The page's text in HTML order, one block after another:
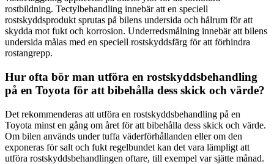
rostbildning. Tectylbehandling innebär att en speciell
rostskyddsprodukt sprutas på bilens undersida och hålrum för att
skydda mot fukt och korrosion. Underredsmålning innebär att bilens
undersida målas med en speciell rostskyddsfärg för att förhindra
rostangrepp.
Hur ofta bör man utföra en rostskyddsbehandling
på en Toyota för att bibehålla dess skick och värde?
Det rekommenderas att utföra en rostskyddsbehandling på en
Toyota minst en gång om året för att bibehålla dess skick och värde.
Om bilen används under tuffa väderförhållanden eller om den
exponeras för salt och fukt regelbundet kan det vara lämpligt att
utföra rostskyddsbehandlingen oftare, till exempel var sjätte månad.